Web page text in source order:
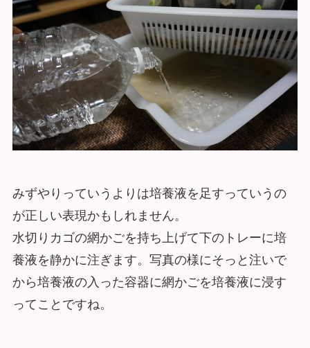
みずやりっていうよりは培養液を足すっていうの
が正しい表現かもしれません。
水切りカゴの網かごを持ち上げて下のトレーに培
養液を静かに注ぎます。写真の様にそっと注いで
から培養液の入った容器に網かごを培養液に浸す
ってことですね。